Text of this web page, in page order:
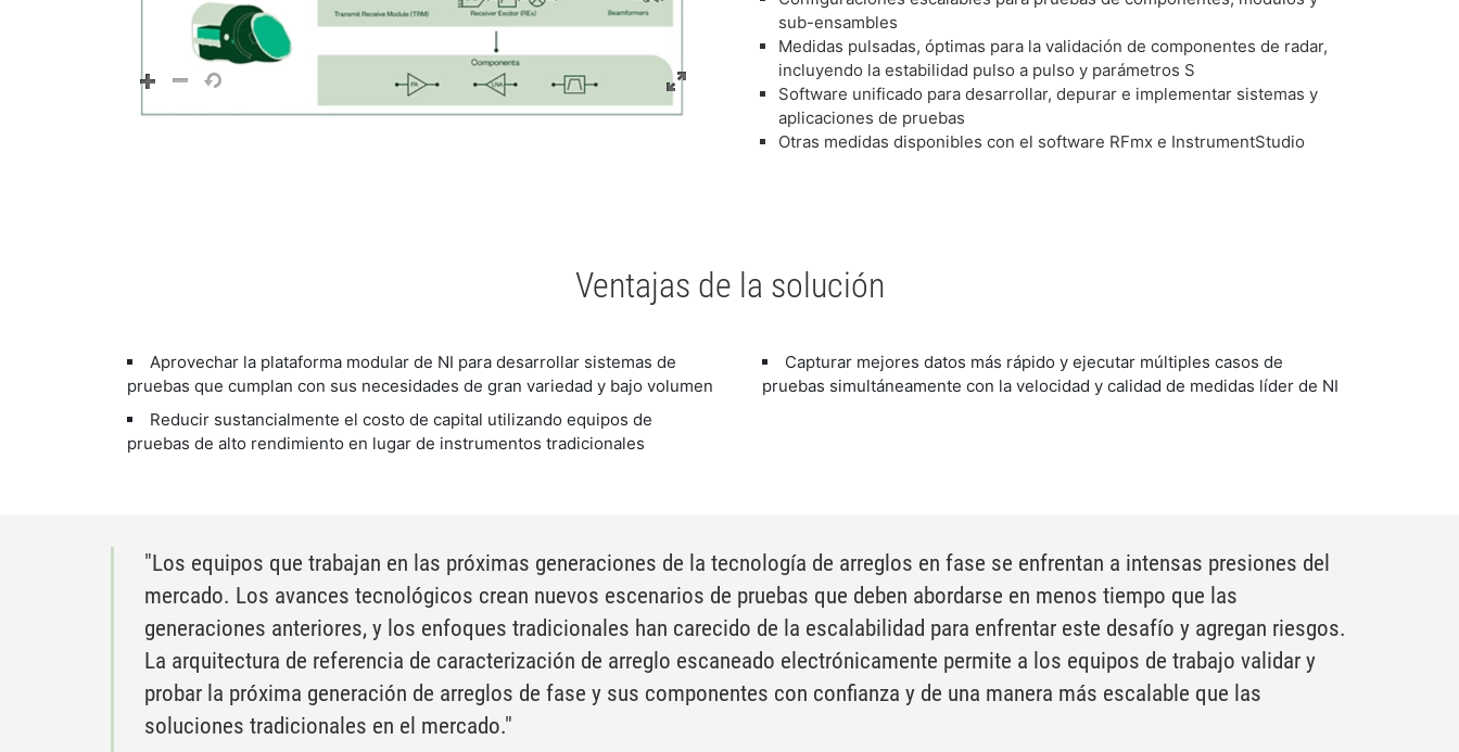
sub-ensambles
Medidas pulsadas, óptimas para la validación de componentes de radar,
incluyendo la estabilidad pulso a pulso y parámetros S
Software unificado para desarrollar, depurar e implementar sistemas y
aplicaciones de pruebas
Otras medidas disponibles con el software RFmx e InstrumentStudio
Ventajas de la solución
Aprovechar la plataforma modular de NI para desarrollar sistemas de
pruebas que cumplan con sus necesidades de gran variedad y bajo volumen
Reducir sustancialmente el costo de capital utilizando equipos de
pruebas de alto rendimiento en lugar de instrumentos tradicionales
Capturar mejores datos más rápido y ejecutar múltiples casos de
pruebas simultáneamente con la velocidad y calidad de medidas líder de NI
"Los equipos que trabajan en las próximas generaciones de la tecnología de arreglos en fase se enfrentan a intensas presiones del
mercado. Los avances tecnológicos crean nuevos escenarios de pruebas que deben abordarse en menos tiempo que las
generaciones anteriores, y los enfoques tradicionales han carecido de la escalabilidad para enfrentar este desafío y agregan riesgos.
La arquitectura de referencia de caracterización de arreglo escaneado electrónicamente permite a los equipos de trabajo validar y
probar la próxima generación de arreglos de fase y sus componentes con confianza y de una manera más escalable que las
soluciones tradicionales en el mercado."